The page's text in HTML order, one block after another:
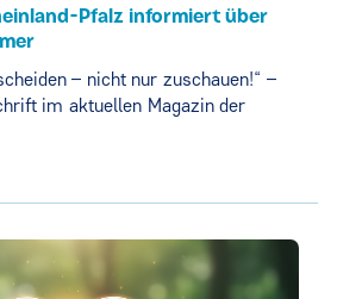
Pfalz informiert über
– nicht nur zuschauen!“ –
im aktuellen Magazin der